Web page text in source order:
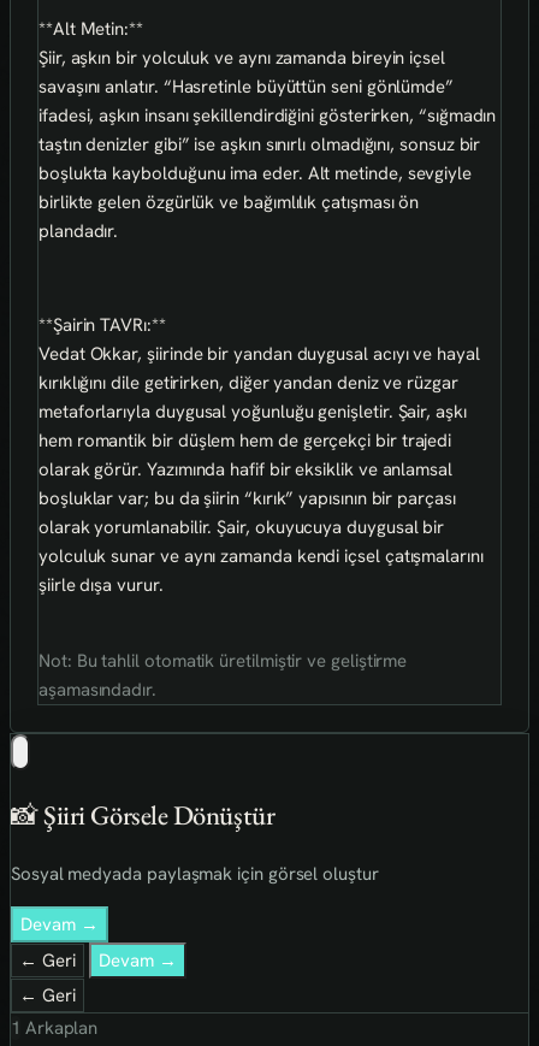
**Alt Metin:**
Şiir, aşkın bir yolculuk ve aynı zamanda bireyin içsel
savaşını anlatır. “Hasretinle büyüttün seni gönlümde”
ifadesi, aşkın insanı şekillendirdiğini gösterirken, “sığmadın
taştın denizler gibi” ise aşkın sınırlı olmadığını, sonsuz bir
boşlukta kaybolduğunu ima eder. Alt metinde, sevgiyle
birlikte gelen özgürlük ve bağımlılık çatışması ön
plandadır.
**Şairin TAVRı:**
Vedat Okkar, şiirinde bir yandan duygusal acıyı ve hayal
kırıklığını dile getirirken, diğer yandan deniz ve rüzgar
metaforlarıyla duygusal yoğunluğu genişletir. Şair, aşkı
hem romantik bir düşlem hem de gerçekçi bir trajedi
olarak görür. Yazımında hafif bir eksiklik ve anlamsal
boşluklar var; bu da şiirin “kırık” yapısının bir parçası
olarak yorumlanabilir. Şair, okuyucuya duygusal bir
yolculuk sunar ve aynı zamanda kendi içsel çatışmalarını
şiirle dışa vurur.
Not: Bu tahlil otomatik üretilmiştir ve geliştirme
aşamasındadır.
📸 Şiiri Görsele Dönüştür
Sosyal medyada paylaşmak için görsel oluştur
Devam →
← Geri
Devam →
← Geri
1 Arkaplan